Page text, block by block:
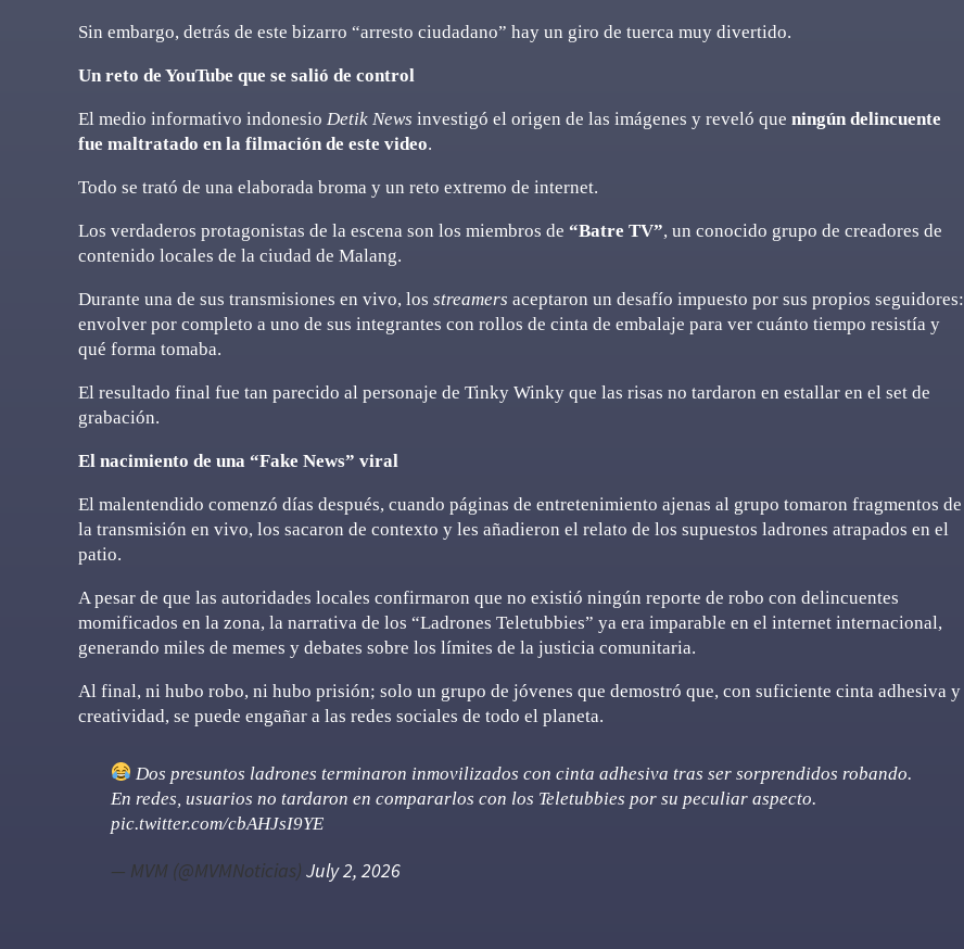
Sin embargo, detrás de este bizarro “arresto ciudadano” hay un giro de tuerca muy divertido.
Un reto de YouTube que se salió de control
El medio informativo indonesio Detik News investigó el origen de las imágenes y reveló que ningún delincuente
fue maltratado en la filmación de este video.
Todo se trató de una elaborada broma y un reto extremo de internet.
Los verdaderos protagonistas de la escena son los miembros de “Batre TV”, un conocido grupo de creadores de
contenido locales de la ciudad de Malang.
Durante una de sus transmisiones en vivo, los streamers aceptaron un desafío impuesto por sus propios seguidores:
envolver por completo a uno de sus integrantes con rollos de cinta de embalaje para ver cuánto tiempo resistía y
qué forma tomaba.
El resultado final fue tan parecido al personaje de Tinky Winky que las risas no tardaron en estallar en el set de
grabación.
El nacimiento de una “Fake News” viral
El malentendido comenzó días después, cuando páginas de entretenimiento ajenas al grupo tomaron fragmentos de
la transmisión en vivo, los sacaron de contexto y les añadieron el relato de los supuestos ladrones atrapados en el
patio.
A pesar de que las autoridades locales confirmaron que no existió ningún reporte de robo con delincuentes
momificados en la zona, la narrativa de los “Ladrones Teletubbies” ya era imparable en el internet internacional,
generando miles de memes y debates sobre los límites de la justicia comunitaria.
Al final, ni hubo robo, ni hubo prisión; solo un grupo de jóvenes que demostró que, con suficiente cinta adhesiva y
creatividad, se puede engañar a las redes sociales de todo el planeta.
Dos presuntos ladrones terminaron inmovilizados con cinta adhesiva tras ser sorprendidos robando.
En redes, usuarios no tardaron en compararlos con los Teletubbies por su peculiar aspecto.
pic.twitter.com/cbAHJsI9YE
— MVM (@MVMNoticias) July 2, 2026